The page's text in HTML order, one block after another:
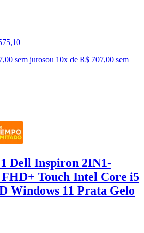
,10
sem jurosou 10x de R$ 707,00 sem
Dell Inspiron 2IN1-
Touch Intel Core i5
Windows 11 Prata Gelo